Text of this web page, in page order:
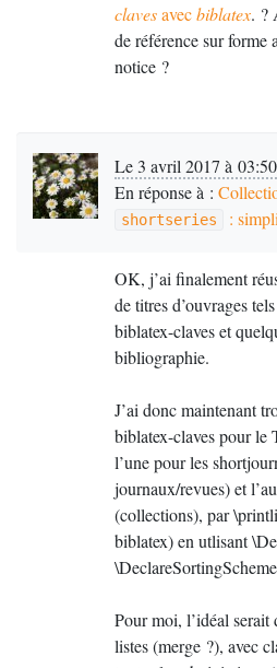
clavesavecbiblatex. ?
de référence sur forme
notice ?
Le 3 avril 2017 à 03:50
En réponse à :
shortseries :
OK, j’ai finalement
de titres d’ouvrages
biblatex-claves et
bibliographie.
J’ai donc maintenant
biblatex-claves pour le
l’une pour les
journaux/revues) et
(collections), par
biblatex) en utlisant
Pour moi, l’idéal serait
listes (merge ?), avec